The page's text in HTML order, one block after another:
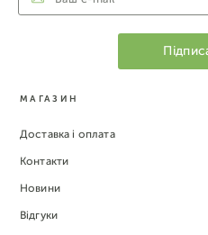
МАГАЗИН
Доставка і оплата
Контакти
Новини
Відгуки